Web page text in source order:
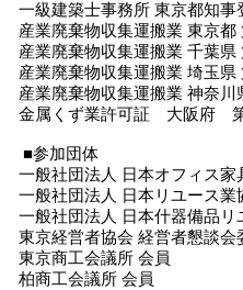
一級建築士事務所 東京都知
産業廃棄物収集運搬業 東京都
産業廃棄物収集運搬業 千葉県
産業廃棄物収集運搬業 埼玉県
産業廃棄物収集運搬業 神奈川
金属くず業許可証 大阪府
■参加団体
一般社団法人 日本オフィス家
一般社団法人 日本リユース業
一般社団法人 日本什器備品リ
東京経営者協会 経営者懇談会
東京商工会議所 会員
柏商工会議所 会員